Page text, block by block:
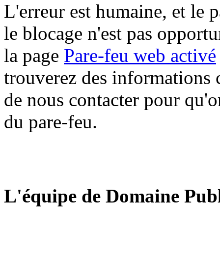
L'erreur est humaine, et le
le blocage n'est pas
la page Pare-feu web activé
trouverez des informations
de nous contacter pour
du pare-feu.
L'équipe de Domaine